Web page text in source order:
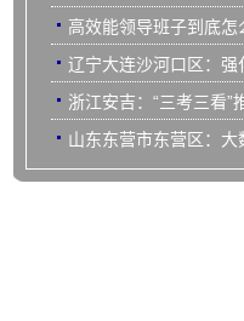
高效能领导班子到底怎
辽宁大连沙河口区：
浙江安吉：“三考三看”
山东东营市东营区：大